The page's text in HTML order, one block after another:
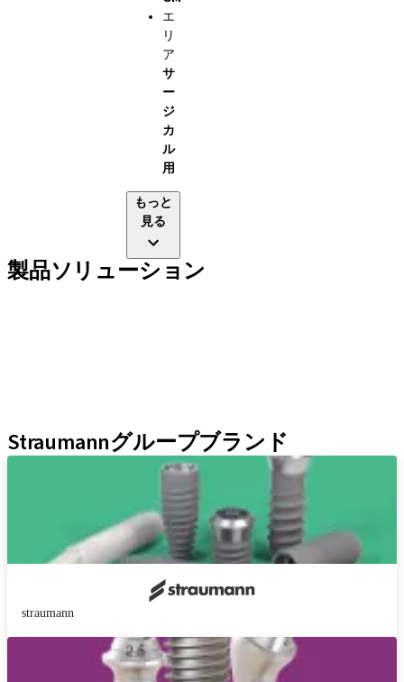
エ
リ
ア
サ
ー
ジ
カ
ル
用
もっと
見る
製品ソリューション
Straumannグループブランド
straumann